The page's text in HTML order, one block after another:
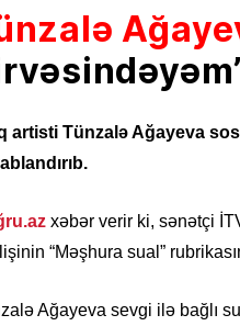
artisti Tünzalə Ağayeva
xəbər verir ki, sənətçi
“Məşhura sual”
Ağayeva sevgi ilə bağlı